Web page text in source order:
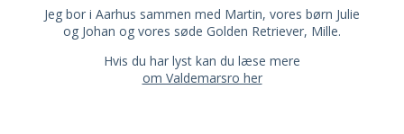
Jeg bor i Aarhus sammen med Martin, vores børn Julie
og Johan og vores søde Golden Retriever, Mille.
Hvis du har lyst kan du læse mere
om Valdemarsro her